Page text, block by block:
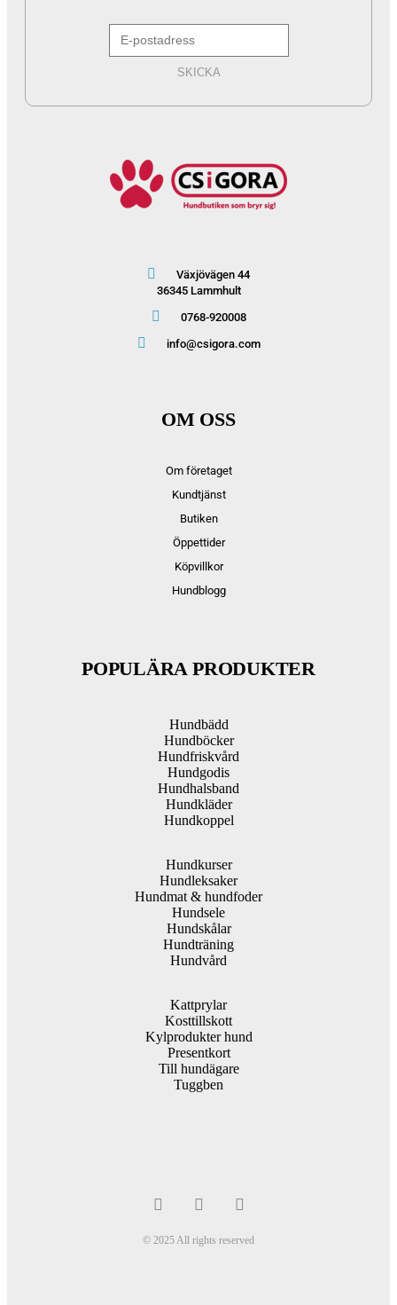
Växjövägen 44
36345 Lammhult
0768-920008
info@csigora.com
OM OSS
Om företaget
Kundtjänst
Butiken
Öppettider
Köpvillkor
Hundblogg
POPULÄRA PRODUKTER
Hundbädd
Hundböcker
Hundfriskvård
Hundgodis
Hundhalsband
Hundkläder
Hundkoppel
Hundkurser
Hundleksaker
Hundmat & hundfoder
Hundsele
Hundskålar
Hundträning
Hundvård
Kattprylar
Kosttillskott
Kylprodukter hund
Presentkort
Till hundägare
Tuggben
© 2025 All rights reserved